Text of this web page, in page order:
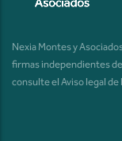
Nexia Montes y
firmas independientes
consulte el Aviso legal